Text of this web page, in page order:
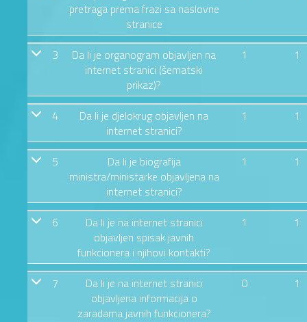
pretraga prema frazi sa naslovne
stranice
3
Da li je organogram objavljen na
internet stranici (šematski
prikaz)?
1 1
4
Da li je djelokrug objavljen na
internet stranici?
1 1
5
Da li je biografija
ministra/ministarke objavljena na
internet stranici?
1 1
6
Da li je na internet stranici
objavljen spisak javnih
funkcionera i njihovi kontakti?
1 1
7
Da li je na internet stranici
objavljena informacija o
zaradama javnih funkcionera?
0 1